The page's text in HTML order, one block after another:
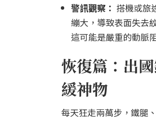
警訊觀察： 搭機或旅
繃大，導致表面失去
這可能是嚴重的動脈
恢復篇：出
緩神物
每天狂走兩萬步，鐵腿